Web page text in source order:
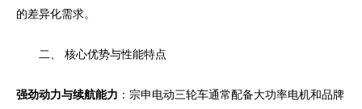
的差异化需求。
二、 核心优势与性能特点
强劲动力与续航能力 ：宗申电动三轮车通常配备大功率电机和品牌